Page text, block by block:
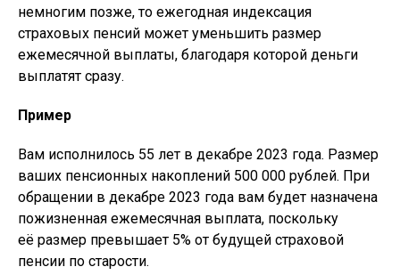
немногим позже, то ежегодная индексация
страховых пенсий может уменьшить размер
ежемесячной выплаты, благодаря которой деньги
выплатят сразу.
Пример
Вам исполнилось 55 лет в декабре 2023 года. Размер
ваших пенсионных накоплений 500 000 рублей. При
обращении в декабре 2023 года вам будет назначена
пожизненная ежемесячная выплата, поскольку
её размер превышает 5% от будущей страховой
пенсии по старости.